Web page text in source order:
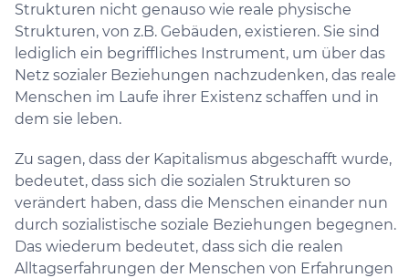
Strukturen nicht genauso wie reale physische
Strukturen, von z.B. Gebäuden, existieren. Sie sind
lediglich ein begriffliches Instrument, um über das
Netz sozialer Beziehungen nachzudenken, das reale
Menschen im Laufe ihrer Existenz schaffen und in
dem sie leben.
Zu sagen, dass der Kapitalismus abgeschafft wurde,
bedeutet, dass sich die sozialen Strukturen so
verändert haben, dass die Menschen einander nun
durch sozialistische soziale Beziehungen begegnen.
Das wiederum bedeutet, dass sich die realen
Alltagserfahrungen der Menschen von Erfahrungen